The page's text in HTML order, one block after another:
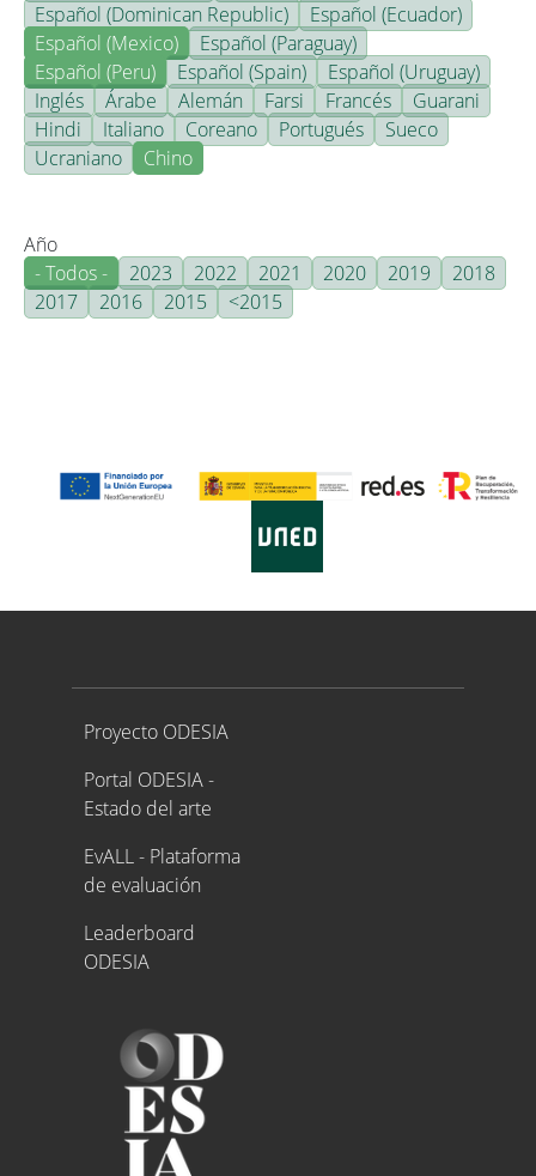
Español (Dominican Republic)
Español (Ecuador)
Español (Mexico)
Español (Paraguay)
Español (Peru)
Español (Spain)
Español (Uruguay)
Inglés
Árabe Alemán Farsi Francés
Guarani
Hindi
Italiano Coreano Portugués
Sueco
Ucraniano
Chino
Año
- Todos -
2023 2022 2021 2020 2019
2018
2017
2016 2015 <2015
Proyecto ODESIA
Proyecto ODESIA
Portal ODESIA -
Estado del arte
EvALL - Plataforma
de evaluación
Leaderboard
ODESIA